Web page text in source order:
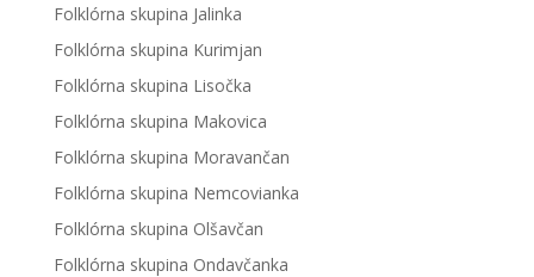
Folklórna skupina Jalinka
Folklórna skupina Kurimjan
Folklórna skupina Lisočka
Folklórna skupina Makovica
Folklórna skupina Moravančan
Folklórna skupina Nemcovianka
Folklórna skupina Olšavčan
Folklórna skupina Ondavčanka